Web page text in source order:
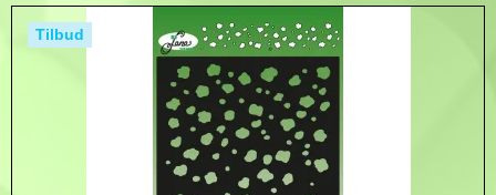
Tilbud